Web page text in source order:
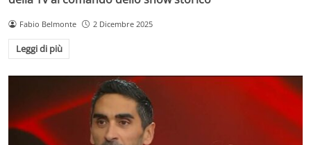
Fabio Belmonte 2 Dicembre 2025
Leggi di più